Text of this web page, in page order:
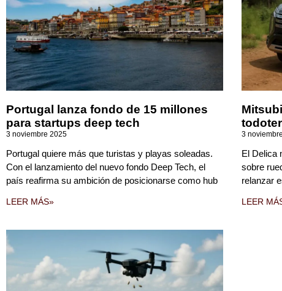
Portugal lanza fondo de 15 millones
para startups deep tech
3 noviembre 2025
Portugal quiere más que turistas y playas soleadas.
Con el lanzamiento del nuevo fondo Deep Tech, el
país reafirma su ambición de posicionarse como hub
LEER MÁS»
3
El Delica
sobre
relanzar
LEER